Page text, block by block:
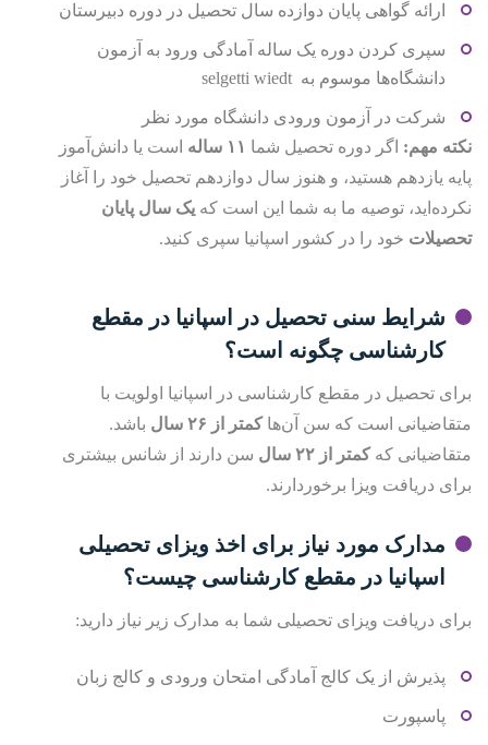
ارائه گواهی پایان دوازده سال تحصیل در دوره دبیرستان
سپری کردن دوره یک ساله آمادگی ورود به آزمون
دانشگاه‌ها موسوم به selgetti wiedt
شرکت در آزمون ورودی دانشگاه مورد نظر
نکته مهم: اگر دوره تحصیل شما ۱۱ ساله است یا دانش‌آموز
پایه یازدهم هستید، و هنوز سال دوازدهم تحصیل خود را آغاز
نکرده‌اید، توصیه ما به شما این است که یک سال پایان
تحصیلات خود را در کشور اسپانیا سپری کنید.
شرایط سنی تحصیل در اسپانیا در مقطع
کارشناسی چگونه است؟
برای تحصیل در مقطع کارشناسی در اسپانیا اولویت با
متقاضیانی است که سن آن‌هاکمتر از ۲۶ سال
باشد.
متقاضیانی کهکمتر از ۲۲ سال
سن دارند از شانس بیشتری
برای دریافت ویزا برخوردارند.
مدارک مورد نیاز برای اخذ ویزای تحصیلی
اسپانیا در مقطع کارشناسی چیست؟
برای دریافت ویزای تحصیلی شما به مدارک زیر نیاز دارید:
پذیرش از یک کالج آمادگی امتحان ورودی و کالج زبان
پاسپورت